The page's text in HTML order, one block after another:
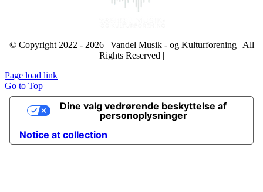
© Copyright 2022 - 2026 | Vandel Musik - og Kulturforening | All
Rights Reserved |
Page load link
Go to Top
Notice at collection
Dine valg vedrørende beskyttelse af
personoplysninger